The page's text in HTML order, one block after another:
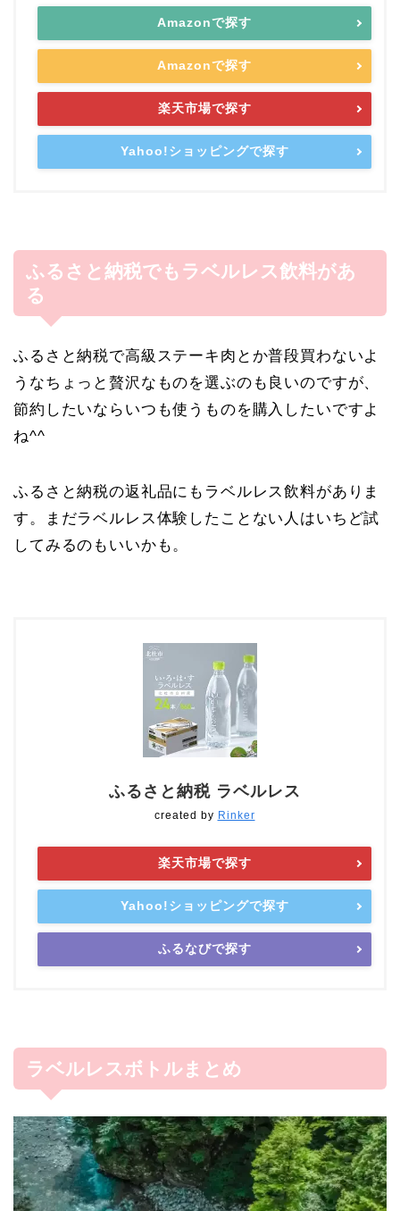
Amazonで探す
Amazonで探す
楽天市場で探す
Yahoo!ショッピングで探す
ふるさと納税でもラベルレス飲料があ
る
ふるさと納税で高級ステーキ肉とか普段買わないよ
うなちょっと贅沢なものを選ぶのも良いのですが、
節約したいならいつも使うものを購入したいですよ
ね^^
ふるさと納税の返礼品にもラベルレス飲料がありま
す。まだラベルレス体験したことない人はいちど試
してみるのもいいかも。
ふるさと納税 ラベルレス
created by Rinker
楽天市場で探す
Yahoo!ショッピングで探す
ふるなびで探す
ラベルレスボトルまとめ